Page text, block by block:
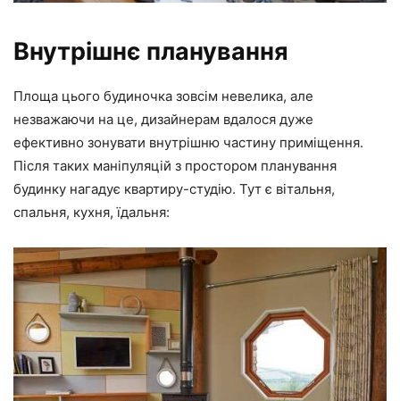
Внутрішнє планування
Площа цього будиночка зовсім невелика, але
незважаючи на це, дизайнерам вдалося дуже
ефективно зонувати внутрішню частину приміщення.
Після таких маніпуляцій з простором планування
будинку нагадує квартиру-студію. Тут є вітальня,
спальня, кухня, їдальня: